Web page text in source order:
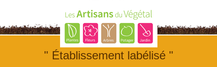
" Établissement labélisé "